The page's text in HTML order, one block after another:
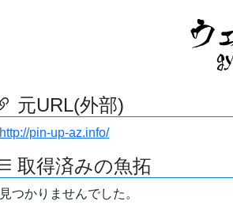
元URL(外部)
http://pin-up-az.info/
取得済みの魚拓
見つかりませんでした。